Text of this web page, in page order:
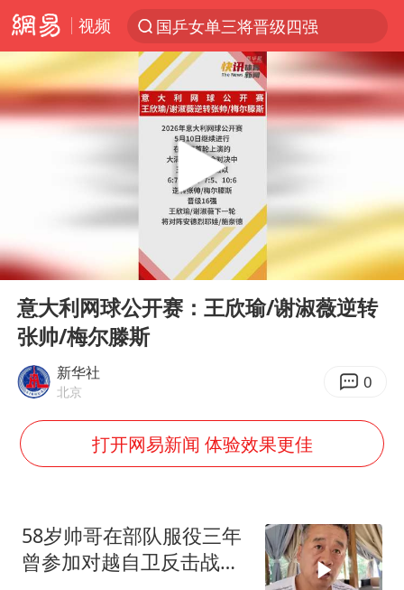
视频
国乒女单三将晋级四强
光影经济撬动暑期消费新蓝海
新疆优化调整景区内自驾服务费
微信又有新功能，你可以“撤回”你的撤回了！
浙江上海等地有大雨或暴雨
梁家辉：到内地拍戏不是北上是回归
情侣平潭拍日出坠崖1死1伤
西湖突现狂风暴雨 游客瞬间被浇透
白海豚将正面袭击贯穿浙江
杭州全市有序停课
“不怕六爷挂得多 就怕六爷挂一颗”
WTT瑞典大满贯女单签表出炉
36岁男演员成景区NPC后人气爆棚
Play
00:00 00:13
意大利网球公开赛：王欣瑜/谢淑薇逆转
张帅/梅尔滕斯
新华社
北京 0
打开网易新闻 体验效果更佳
58岁帅哥在部队服役三年
曾参加对越自卫反击战讲